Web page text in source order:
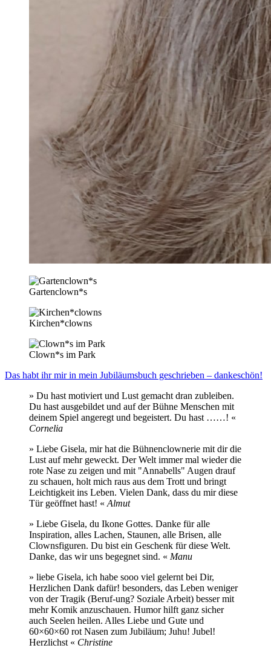
Gartenclown*s
Kirchen*clowns
Clown*s im Park
Das habt ihr mir in mein Jubiläumsbuch geschrieben – dankeschön!
» Du hast motiviert und Lust gemacht dran zubleiben.
Du hast ausgebildet und auf der Bühne Menschen mit
deinem Spiel angeregt und begeistert. Du hast ……! «
Cornelia
» Liebe Gisela, mir hat die Bühnenclownerie mit dir die
Lust auf mehr geweckt. Der Welt immer mal wieder die
rote Nase zu zeigen und mit "Annabells" Augen drauf
zu schauen, holt mich raus aus dem Trott und bringt
Leichtigkeit ins Leben. Vielen Dank, dass du mir diese
Tür geöffnet hast! « Almut
» Liebe Gisela, du Ikone Gottes. Danke für alle
Inspiration, alles Lachen, Staunen, alle Brisen, alle
Clownsfiguren. Du bist ein Geschenk für diese Welt.
Danke, das wir uns begegnet sind. « Manu
» liebe Gisela, ich habe sooo viel gelernt bei Dir,
Herzlichen Dank dafür! besonders, das Leben weniger
von der Tragik (Beruf-ung? Soziale Arbeit) besser mit
mehr Komik anzuschauen. Humor hilft ganz sicher
auch Seelen heilen. Alles Liebe und Gute und
60×60×60 rot Nasen zum Jubiläum; Juhu! Jubel!
Herzlichst « Christine